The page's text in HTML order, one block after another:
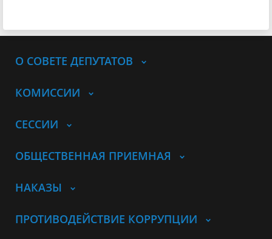
О СОВЕТЕ ДЕПУТАТОВ
КОМИССИИ
СЕССИИ
ОБЩЕСТВЕННАЯ ПРИЕМНАЯ
НАКАЗЫ
ПРОТИВОДЕЙСТВИЕ КОРРУПЦИИ